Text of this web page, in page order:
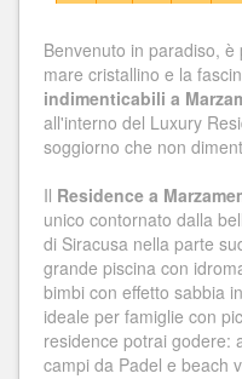
Benvenuto in paradiso,
mare cristallino e la
indimenticabili a
all'interno del Luxury
soggiorno che non
Il Residence a
unico contornato dalla
di Siracusa nella parte
grande piscina con
bimbi con effetto sabbia
ideale per famiglie con
residence potrai godere:
campi da Padel e beach